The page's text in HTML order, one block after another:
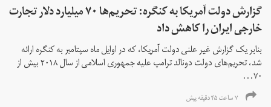
گزارش دولت آمریکا به کنگره: تحریم‌ها ۷۰ میلیارد دلار تجارت
خارجی ایران را کاهش داد
بنابر یک گزارش غیر علنی دولت آمریکا، که در اوایل ماه سپتامبر به کنگره ارائه
شد، تحریم‌های دولت دونالد ترامپ علیه جمهوری اسلامی از سال ۲۰۱۸ بیش از
۷۰...
۷ ساعت ۴۵ دقیقه پیش